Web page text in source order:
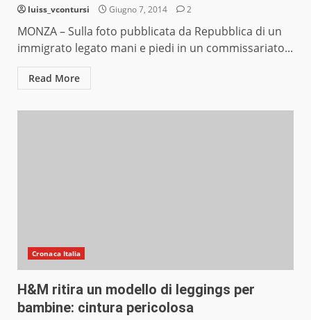
luiss_vcontursi Giugno 7, 2014 2
MONZA – Sulla foto pubblicata da Repubblica di un
immigrato legato mani e piedi in un commissariato...
Read More
Cronaca Italia
H&M ritira un modello di leggings per
bambine: cintura pericolosa